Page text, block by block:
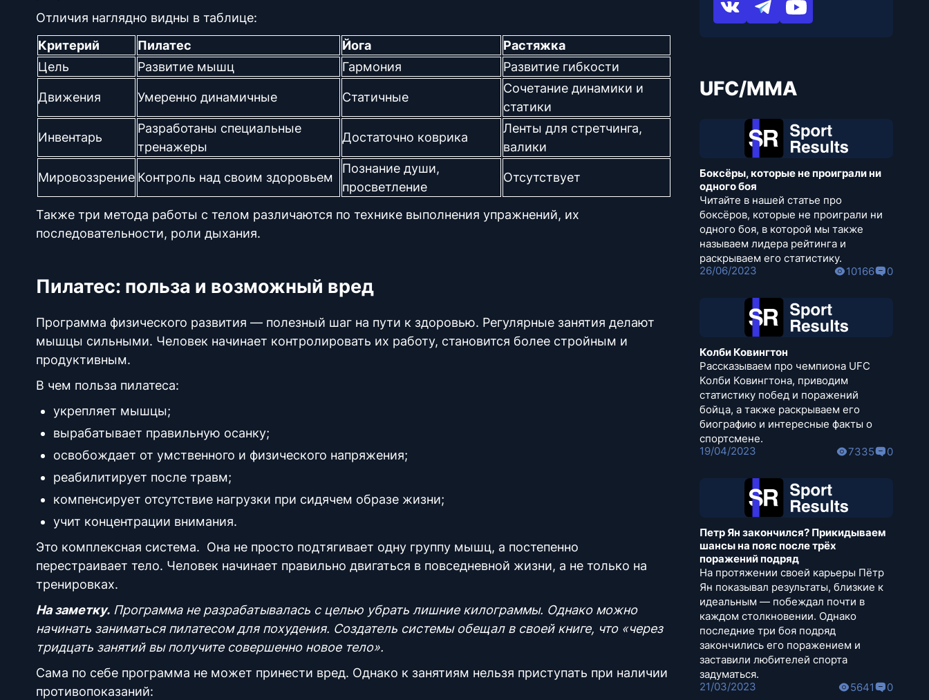
Отличия наглядно видны в таблице:
Критерий
Пилатес Йога
Растяжка
Цель
Развитие мышц Гармония Развитие гибкости
Движения Умеренно динамичные Статичные
Сочетание динамики и
статики
Инвентарь
Разработаны специальные
тренажеры
Достаточно коврика
Ленты для стретчинга,
валики
Мировоззрение Контроль над своим здоровьем
Познание души,
просветление
Отсутствует
Также три метода работы с телом различаются по технике выполнения упражнений, их
последовательности, роли дыхания.
Пилатес: польза и возможный вред
Программа физического развития — полезный шаг на пути к здоровью. Регулярные занятия делают
мышцы сильными. Человек начинает контролировать их работу, становится более стройным и
продуктивным.
В чем польза пилатеса:
укрепляет мышцы;
вырабатывает правильную осанку;
освобождает от умственного и физического напряжения;
реабилитирует после травм;
компенсирует отсутствие нагрузки при сидячем образе жизни;
учит концентрации внимания.
Это комплексная система. Она не просто подтягивает одну группу мышц, а постепенно
перестраивает тело. Человек начинает правильно двигаться в повседневной жизни, а не только на
тренировках.
На заметку. Программа не разрабатывалась с целью убрать лишние килограммы. Однако можно
начинать заниматься пилатесом для похудения. Создатель системы обещал в своей книге, что «через
тридцать занятий вы получите совершенно новое тело».
Сама по себе программа не может принести вред. Однако к занятиям нельзя приступать при наличии
противопоказаний:
UFC/MMA
Боксёры, которые не проиграли ни
одного боя
Читайте в нашей статье про
боксёров, которые не проиграли ни
одного боя, в которой мы также
называем лидера рейтинга и
раскрываем его статистику.
26/06/2023
10166 0
Колби Ковингтон
Рассказываем про чемпиона UFC
Колби Ковингтона, приводим
статистику побед и поражений
бойца, а также раскрываем его
биографию и интересные факты о
спортсмене.
19/04/2023
7335 0
Петр Ян закончился? Прикидываем
шансы на пояс после трёх
поражений подряд
На протяжении своей карьеры Пётр
Ян показывал результаты, близкие к
идеальным — побеждал почти в
каждом столкновении. Однако
последние три боя подряд
закончились его поражением и
заставили любителей спорта
задуматься.
21/03/2023
5641 0